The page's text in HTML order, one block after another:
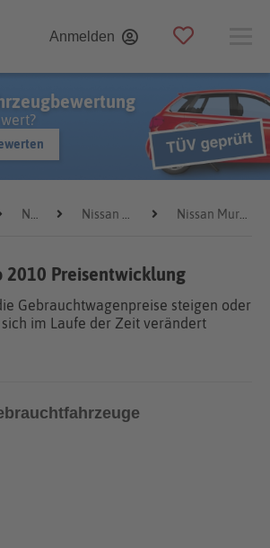
Anmelden
Nissan Nissan Murano Nissan Murano 2010
2010 Preisentwicklung
Gebrauchtwagenpreise steigen oder
im Laufe der Zeit verändert